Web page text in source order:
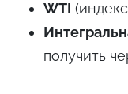
WTI
получить